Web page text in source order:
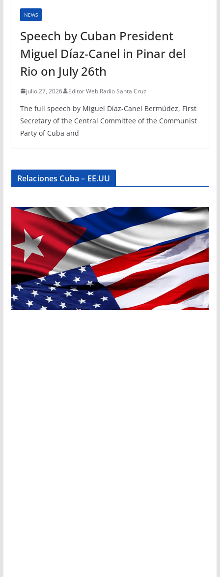
NEWS
Speech by Cuban President
Miguel Díaz-Canel in Pinar del
Rio on July 26th
julio 27, 2026 Editor Web Radio Santa Cruz
The full speech by Miguel Díaz-Canel Bermúdez, First
Secretary of the Central Committee of the Communist
Party of Cuba and
Relaciones Cuba – EE.UU